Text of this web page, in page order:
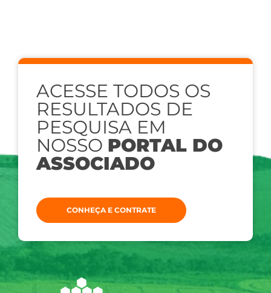
ACESSE TODOS OS
RESULTADOS DE
PESQUISA EM
NOSSO PORTAL DO
ASSOCIADO
CONHEÇA E CONTRATE